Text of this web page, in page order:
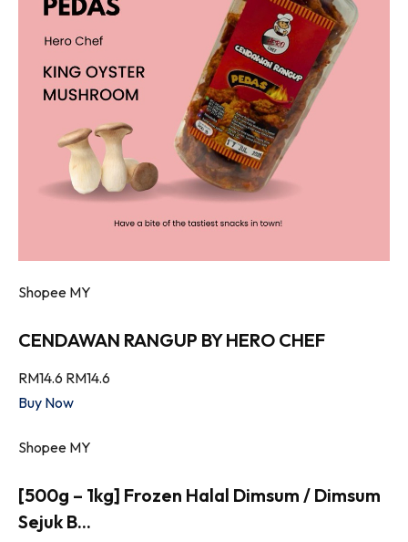
Shopee MY
CENDAWAN RANGUP BY HERO CHEF
RM14.6 RM14.6
Buy Now
Shopee MY
[500g – 1kg] Frozen Halal Dimsum / Dimsum
Sejuk B...